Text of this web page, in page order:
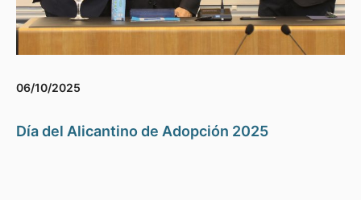
06/10/2025
Día del Alicantino de Adopción 2025